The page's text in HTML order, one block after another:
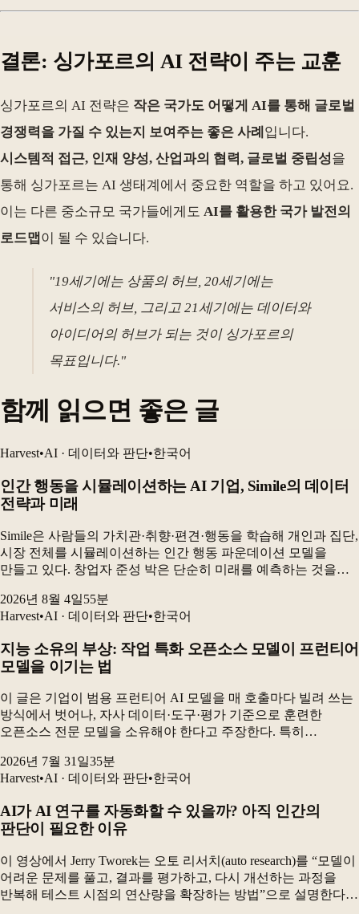
결론: 싱가포르의 AI 전략이 주는 교훈
싱가포르의 AI 전략은 작은 국가도 어떻게 AI를 통해 글로벌
경쟁력을 가질 수 있는지 보여주는 좋은 사례 입니다.
시스템적 접근, 인재 양성, 산업과의 협력, 글로벌 중립성을
통해 싱가포르는 AI 생태계에서 중요한 역할을 하고 있어요.
이는 다른 중소규모 국가들에게도 AI를 활용한 국가 발전의
로드맵 이 될 수 있습니다.
"19세기에는 상품의 허브, 20세기에는
서비스의 허브, 그리고 21세기에는 데이터와
아이디어의 허브가 되는 것이 싱가포르의
목표입니다."
함께 읽으면 좋은 글
Harvest•AI · 데이터와 판단•한국어
인간 행동을 시뮬레이션하는 AI 기업, Simile의 데이터
전략과 미래
Simile은 사람들의 가치관·취향·편견·행동을 학습해 개인과 집단,
시장 전체를 시뮬레이션하는 인간 행동 파운데이션 모델을
만들고 있다. 창업자 준성 박은 단순히 미래를 예측하는 것을
보여주는 것이 시뮬레이션의 핵심이라고 설명...
2026년 8월 4일55분
Harvest•AI · 데이터와 판단•한국어
지능 소유의 부상: 작업 특화 오픈소스 모델이 프런티어
모델을 이기는 법
이 글은 기업이 범용 프런티어 AI 모델을 매 호출마다 빌려 쓰는
방식에서 벗어나, 자사 데이터·도구·평가 기준으로 훈련한
오픈소스 전문 모델을 소유해야 한다고 주장한다. 특히
파라미터 오픈소스 모델은 최고 프런티어 구성보다 더...
2026년 7월 31일35분
Harvest•AI · 데이터와 판단•한국어
AI가 AI 연구를 자동화할 수 있을까? 아직 인간의
판단이 필요한 이유
이 영상에서 Jerry Tworek는 오토 리서치(auto research)를 “모델이
어려운 문제를 풀고, 결과를 평가하고, 다시 개선하는 과정을
반복해 테스트 시점의 연산량을 확장하는 방법”으로 설명한다.